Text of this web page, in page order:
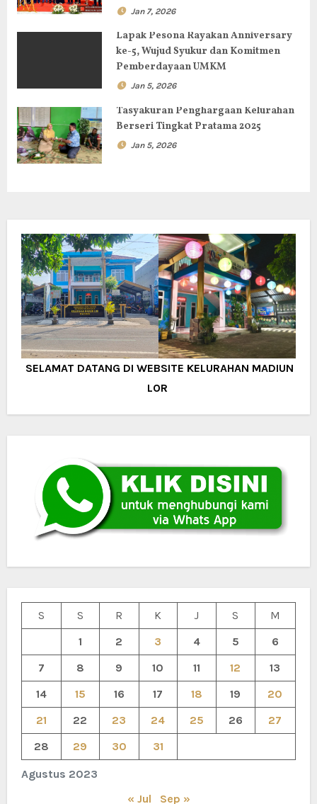
Jan 7, 2026
Lapak Pesona Rayakan Anniversary
ke-5, Wujud Syukur dan Komitmen
Pemberdayaan UMKM
Jan 5, 2026
Tasyakuran Penghargaan Kelurahan
Berseri Tingkat Pratama 2025
Jan 5, 2026
SELAMAT DATANG DI WEBSITE KELURAHAN MADIUN
LOR
Agustus 2023
S S R K J S
M
1
2 3 4 5
6
7
8 9 10 11 12
13
14
15 16 17 18 19
20
21
22 23 24 25 26
27
28
29 30 31
« Jul Sep »